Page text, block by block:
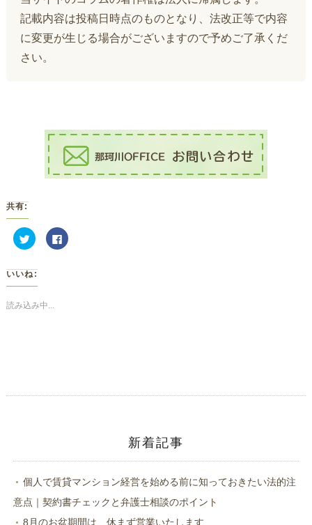
記載内容は投稿日時点のものとなり、法改正等で内容
に変更が生じる場合がございますので予めご了承くだ
さい。
共有:
ク
リ
し
て
Twitter
共
有
開
Facebook
で
し
開
ま
す)
いいね:
読み込み中...
新着記事
個人で賃貸マンション経営を始める前に知っておきたい法的注
意点｜契約書チェックと弁護士相談のポイント
8月のお盆期間は、休まず営業いたします